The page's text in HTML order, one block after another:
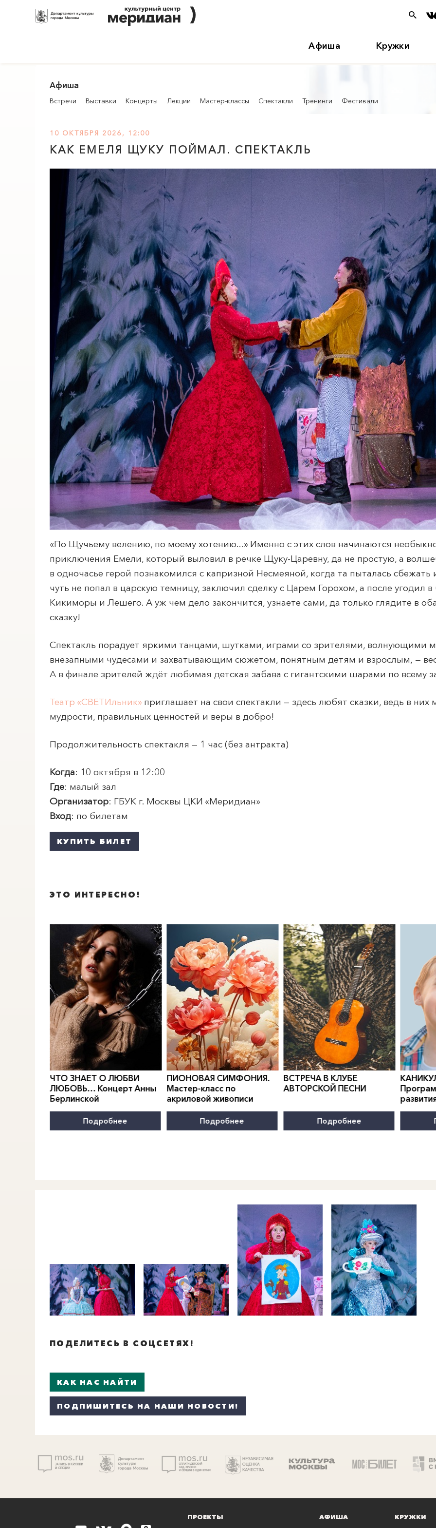
Афиша Кружки
ПОИСК ПО МЕРОПРИЯТИЯМ
Афиша
Встречи Выставки Концерты Лекции Мастер-классы Спектакли Тренинги Фестивали
10 ОКТЯБРЯ 2026, 12:00
КАК ЕМЕЛЯ ЩУКУ ПОЙМАЛ. СПЕКТАКЛЬ
«По Щучьему велению, по моему хотению...» Именно с этих слов начинаются
приключения Емели, который выловил в речке Щуку-Царевну, да не простую, а
в одночасье герой познакомился с капризной Несмеяной, когда та пыталась сбежать
чуть не попал в царскую темницу, заключил сделку с Царем Горохом, а после угодил
Кикиморы и Лешего. А уж чем дело закончится, узнаете сами, да только глядите в
сказку!
Спектакль порадует яркими танцами, шутками, играми со зрителями, волнующими
внезапными чудесами и захватывающим сюжетом, понятным детям и взрослым, —
А в финале зрителей ждёт любимая детская забава с гигантскими шарами по всему
Театр «СВЕТИльник» приглашает на свои спектакли — здесь любят сказки, ведь в них
мудрости, правильных ценностей и веры в добро!
Продолжительность спектакля — 1 час (без антракта)
Когда: 10 октября в 12:00
Где: малый зал
Организатор: ГБУК г. Москвы ЦКИ «Меридиан»
Вход: по билетам
КУПИТЬ БИЛЕТ
ЭТО ИНТЕРЕСНО!
0">
ЧТО ЗНАЕТ О ЛЮБВИ
ЛЮБОВЬ… Концерт Анны
Берлинской
Подробнее
0">
ПИОНОВАЯ СИМФОНИЯ.
Мастер-класс по
акриловой живописи
Подробнее
0">
ВСТРЕЧА В КЛУБЕ
АВТОРСКОЙ ПЕСНИ
Подробнее
0">
ПОДЕЛИТЕСЬ В СОЦСЕТЯХ!
КАК НАС НАЙТИ
ПОДПИШИТЕСЬ НА НАШИ НОВОСТИ!
ПРОЕКТЫ АФИША КРУЖКИ